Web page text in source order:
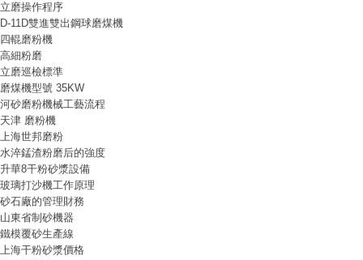
立磨操作程序
D-11D雙進雙出鋼球磨煤機
四輥磨粉機
高細粉磨
立磨巡檢標準
磨煤機型號 35KW
河砂磨粉機械工藝流程
天津 磨粉機
上海世邦磨粉
水淬錳渣粉磨后的強度
升華8干粉砂漿設備
玻璃打沙機工作原理
砂石廠的管理財務
山東省制砂機器
鐵模覆砂生產線
上海干粉砂漿價格